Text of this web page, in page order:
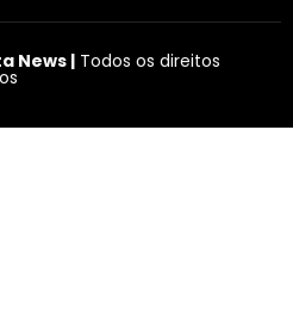
News |Todos os direitos